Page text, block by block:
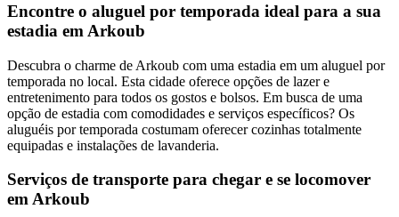
Encontre o aluguel por temporada ideal para a sua
estadia em Arkoub
Descubra o charme de Arkoub com uma estadia em um aluguel por
temporada no local. Esta cidade oferece opções de lazer e
entretenimento para todos os gostos e bolsos. Em busca de uma
opção de estadia com comodidades e serviços específicos? Os
aluguéis por temporada costumam oferecer cozinhas totalmente
equipadas e instalações de lavanderia.
Serviços de transporte para chegar e se locomover
em Arkoub